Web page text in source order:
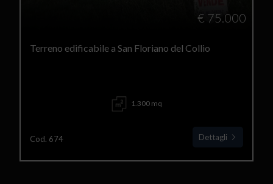
€ 75.000
Terreno edificabile a San Floriano del Collio
1.300 mq
Cod. 674 Dettagli